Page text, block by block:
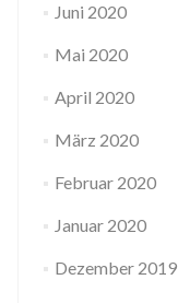
Juni 2020
Mai 2020
April 2020
März 2020
Februar 2020
Januar 2020
Dezember 2019